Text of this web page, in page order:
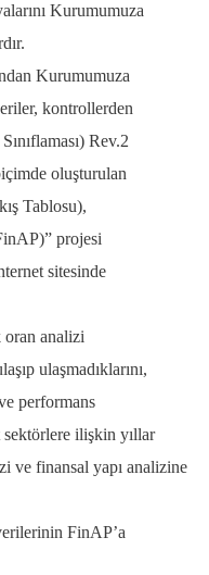
Kurumumuza
Kurumumuza
kontrollerden
Rev.2
oluşturulan
Tablosu),
projesi
sitesinde
oran analizi
ulaşmadıklarını,
performans
sektörlere ilişkin yıllar
ve finansal yapı analizine
FinAP’a